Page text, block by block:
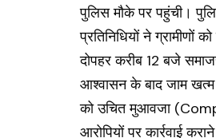
पुलिस मौके पर पहुंची।
प्रतिनिधियों ने ग्रामीणों
दोपहर करीब 12 बजे
आश्वासन के बाद जाम
को उचित मुआवजा
आरोपियों पर कार्रवाई